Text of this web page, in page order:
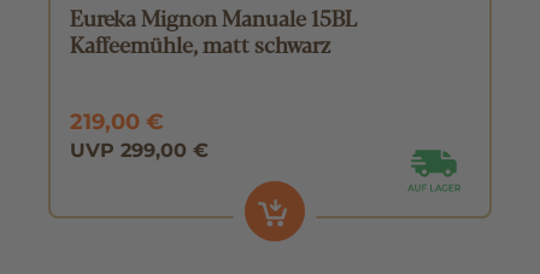
Eureka Mignon Manuale 15BL
Kaffeemühle, matt schwarz
219,00 €
UVP 299,00 €